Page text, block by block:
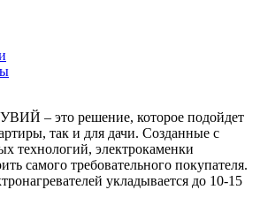
– это решение, которое подойдет
так и для дачи. Созданные с
технологий, электрокаменки
самого требовательного покупателя.
укладывается до 10-15